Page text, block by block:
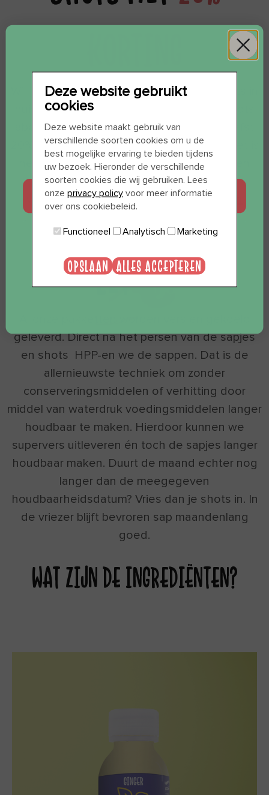
Wil je iedere maand voldoende JUIZS shots in
huis hebben? Kies dan voor een JUIZS shots
abonnement! Hiermee ontvang je maar liefst
20% korting op de reguliere pakket prijs. Het is
net als al onze andere abonnementen, een
flexibel abonnement. Check voor alle
voorwaarden ook even:Abonnementen
LETOP:
geleverd. Direct na het persen van de sapjes
en shots HPP-en we de sappen. Dat is de
allernieuwste techniek om zonder
conserveringsmiddelen of verhitting door
middel van waterdruk voedingsmiddelen langer
houdbaar te maken. Hierdoor kunnen we
supervers uitleveren én toch de sapjes langer
houdbaar maken. Duurt de maand echter nog
langer dan de meegegeven
houdbaarheidsdatum? Vries dan je shots in. In
de vriezer blijft bevroren sap maandenlang
goed.
WAT ZIJN DE INGREDIËNTEN?
Deze website gebruikt
cookies
Deze website maakt gebruik van
verschillende soorten cookies om u de
best mogelijke ervaring te bieden tijdens
uw bezoek. Hieronder de verschillende
soorten cookies die wij gebruiken. Lees
onze privacy policy voor meer informatie
over ons cookiebeleid.
Functioneel Analytisch Marketing
OPSLAAN ALLES ACCEPTEREN
WIL JE 12 SHOTS
CADEAU?
JA, GRAAG
NEE, BEDANKT